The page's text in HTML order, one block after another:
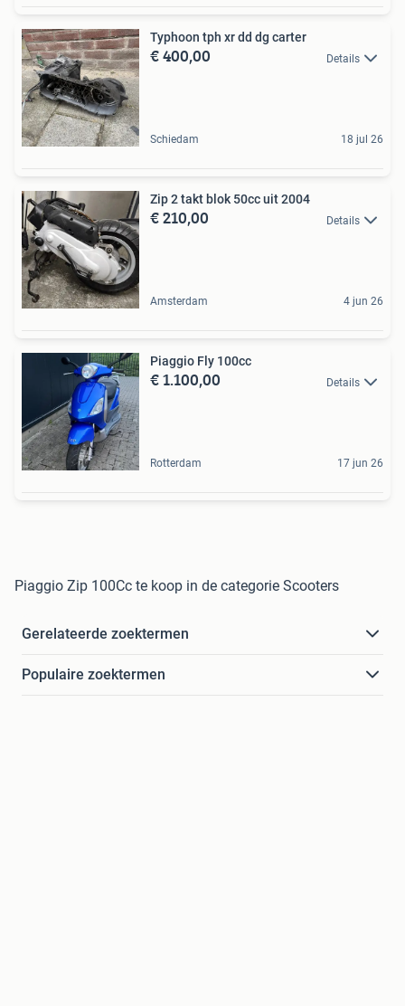
Typhoon tph xr dd dg carter
€ 400,00 Details
Schiedam 18 jul 26
Zip 2 takt blok 50cc uit 2004
€ 210,00 Details
Amsterdam 4 jun 26
Piaggio Fly 100cc
€ 1.100,00 Details
Rotterdam 17 jun 26
Piaggio Zip 100Cc te koop in de categorie Scooters
Gerelateerde zoektermen
Populaire zoektermen